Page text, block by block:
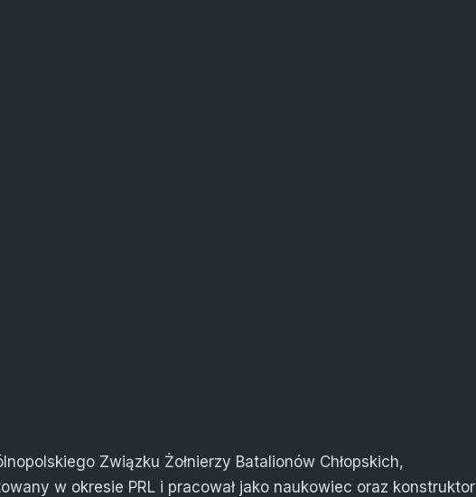
Związku Żołnierzy Batalionów Chłopskich,
w okresie PRL i pracował jako naukowiec oraz konstruktor